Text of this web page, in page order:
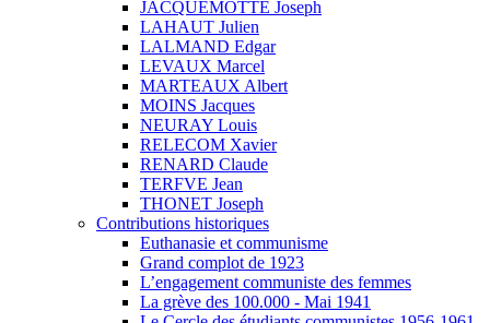
JACQUEMOTTE Joseph
LAHAUT Julien
LALMAND Edgar
LEVAUX Marcel
MARTEAUX Albert
MOINS Jacques
NEURAY Louis
RELECOM Xavier
RENARD Claude
TERFVE Jean
THONET Joseph
Contributions historiques
Euthanasie et communisme
Grand complot de 1923
L’engagement communiste des femmes
La grève des 100.000 - Mai 1941